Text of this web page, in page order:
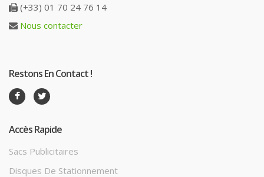
(+33) 01 70 24 76 14
Nous contacter
Restons En Contact !
Accès Rapide
Sacs Publicitaires
Disques De Stationnement